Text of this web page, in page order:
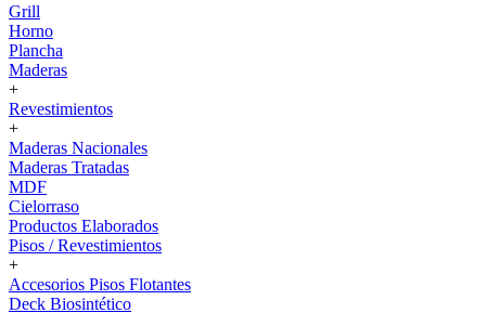
Grill
Horno
Plancha
Maderas
+
Revestimientos
+
Maderas Nacionales
Maderas Tratadas
MDF
Cielorraso
Productos Elaborados
Pisos / Revestimientos
+
Accesorios Pisos Flotantes
Deck Biosintético